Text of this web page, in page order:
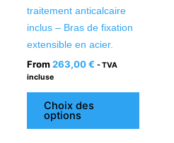
traitement anticalcaire
inclus – Bras de fixation
extensible en acier.
From 263,00€ - TVA
incluse
Choix des
options